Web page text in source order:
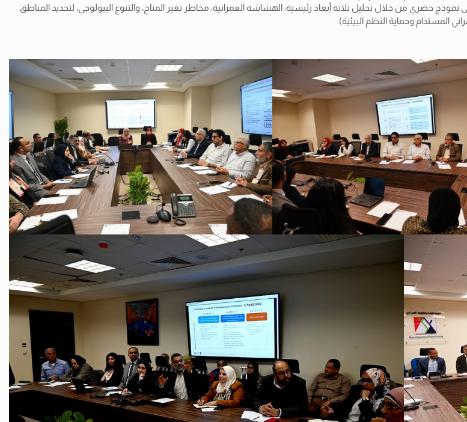
حضري من خلال تحليل ثلاثة أبعاد رئيسية: الهشاشة العمرانية، مخاطر تغير المناخ، والتنوع البيولوجي، لتحديد المناطق
المستدام وحماية النظم البيئية).